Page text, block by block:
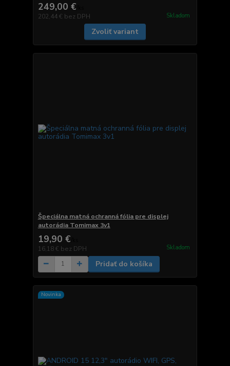
249,00 €
202,44 € bez DPH Skladom
Zvoliť variant
Špeciálna matná ochranná fólia pre displej
autorádia Tomimax 3v1
19,90 €
16,18 € bez DPH Skladom
Pridať do košíka
Novinka